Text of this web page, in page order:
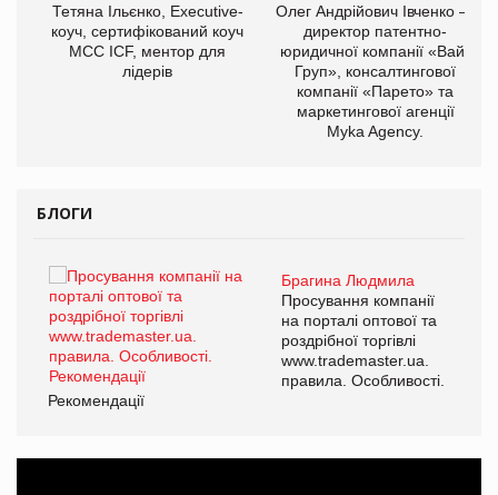
Тетяна Ільєнко, Executive-
коуч, сертифікований коуч
МСС ICF, ментор для
лідерів
Олег Андрійович Івченко —
директор патентно-
юридичної компанії «Вайз
Груп», консалтингової
компанії «Парето» та
маркетингової агенції
Myka Agency.
БЛОГИ
Брагина Людмила
Просування компанії
на порталі оптової та
роздрібної торгівлі
www.trademaster.ua.
правила. Особливості.
Рекомендації